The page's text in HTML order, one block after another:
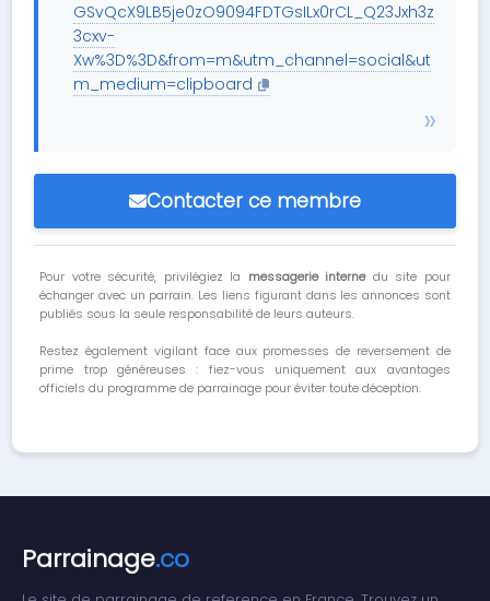
GSvQcX9LB5je0zO9094FDTGsILx0rCL_Q23Jxh3z
3cxv-
Xw%3D%3D&from=m&utm_channel=social&ut
m_medium=clipboard
Contacter ce membre
Pour votre sécurité, privilégiez la messagerie internedu site pour
échanger avec un parrain. Les liens figurant dans les annonces sont
publiés sous la seule responsabilité de leurs auteurs.
Restez également vigilant face aux promesses de reversement de
prime trop généreuses : fiez-vous uniquement aux avantages
officiels du programme de parrainage pour éviter toute déception.
Parrainage.co